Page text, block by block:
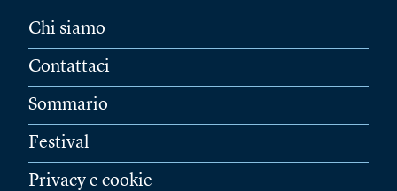
Chi siamo
Contattaci
Sommario
Festival
Privacy e cookie